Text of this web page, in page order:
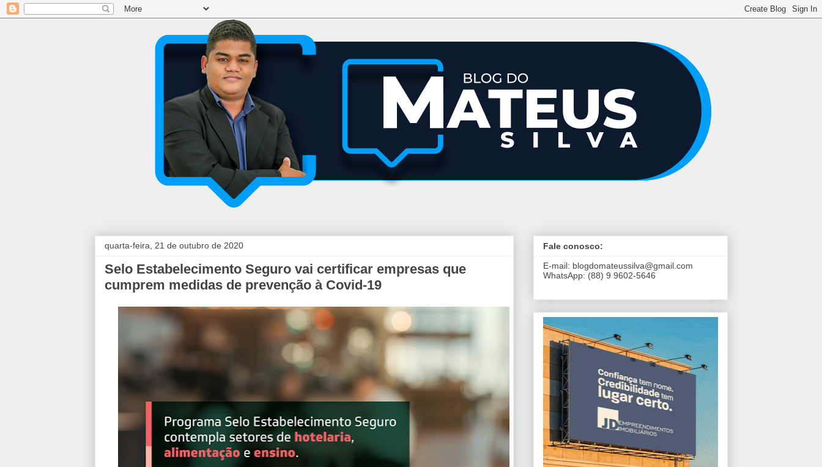
quarta-feira, 21 de outubro de 2020
Selo Estabelecimento Seguro vai certificar empresas que
cumprem medidas de prevenção à Covid-19
Fale conosco:
E-mail: blogdomateussilva@gmail.com
WhatsApp: (88) 9 9602-5646